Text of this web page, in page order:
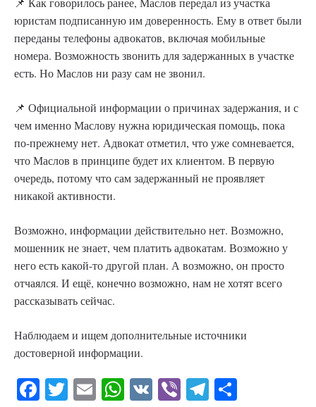
юристам подписанную им доверенность. Ему в ответ были
переданы телефоны адвокатов, включая мобильные
номера. Возможность звонить для задержанных в участке
есть. Но Маслов ни разу сам не звонил.
📌 Официальной информации о причинах задержания, и с
чем именно Маслову нужна юридическая помощь, пока
по-прежнему нет. Адвокат отметил, что уже сомневается,
что Маслов в принципе будет их клиентом. В первую
очередь, потому что сам задержанный не проявляет
никакой активности.
Возможно, информации действительно нет. Возможно,
мошенник не знает, чем платить адвокатам. Возможно у
него есть какой-то другой план. А возможно, он просто
отчаялся. И ещё, конечно возможно, нам не хотят всего
рассказывать сейчас.
Наблюдаем и ищем дополнительные источники
достоверной информации.
Fa T E W V Vi Te